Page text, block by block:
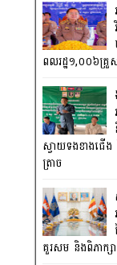
ពលរដ្ឋ១,០០៦គ្រួ
ស្វាយទងខាងជើ
ត្រាច
គួរសម និងពិភាក្សា